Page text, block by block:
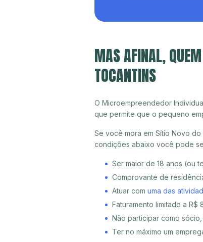
MAS AFINAL,
TOCANTINS
O Microempreendedor
que permite que o pequeno
Se você mora em Sítio Novo
condições abaixo você pode
Ser maior de 18 anos (ou
Comprovante de
Atuar com uma das
Faturamento limitado a
Não participar como
Ter no máximo um